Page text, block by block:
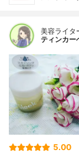
美容ライタ
ティンカ
5.00